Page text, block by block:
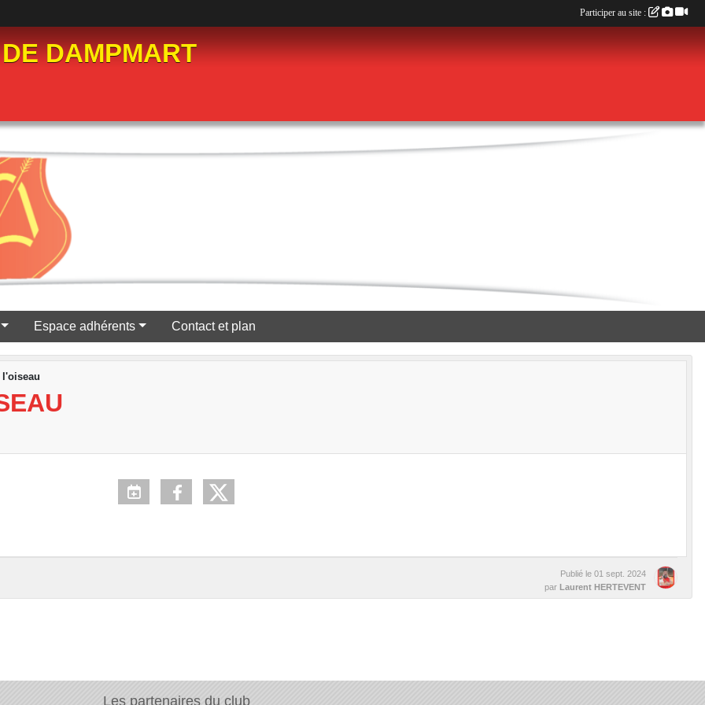
DAMPMART
Espace adhérents Contact et plan
Publié le 01 sept. 2024
par Laurent HERTEVENT
Les partenaires du club
Participer au site :